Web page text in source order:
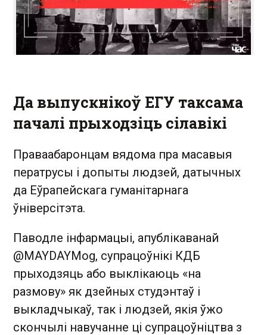
Да выпускнікоў ЕГУ таксама
пачалі прыходзіць сілавікі
Праваабаронцам вядома пра масавыя
ператрусы і допыты людзей, датычных
да Еўрапейскага гуманітарнага
ўніверсітэта.
Паводле інфармацыі, апублікаванай
@MAYDAYMog, супрацоўнікі КДБ
прыходзяць або выклікаюць «на
размову» як дзейных студэнтаў і
выкладчыкаў, так і людзей, якія ўжо
скончылі навучанне ці супрацоўніцтва з